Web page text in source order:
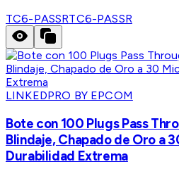
TC6-PASSRTC6-PASSR
LINKEDPRO BY EPCOM
Bote con 100 Plugs Pass
Blindaje, Chapado de Oro a
Durabilidad Extrema